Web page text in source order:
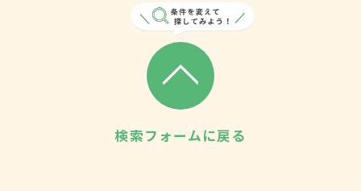
検索フォームに戻る